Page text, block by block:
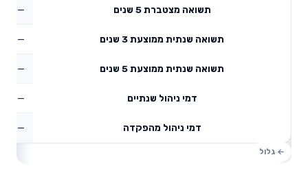
תשואה מצטברת 5 שנים —
תשואה שנתית ממוצעת 3 שנים —
תשואה שנתית ממוצעת 5 שנים —
דמי ניהול שנתיים —
דמי ניהול מהפקדה —